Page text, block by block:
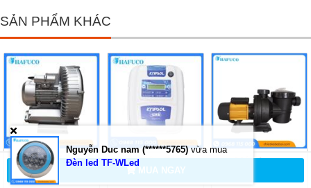
SẢN PHẨM KHÁC
Máy Thổi Khí
Con Sò Kripsol
Bộ Điện Phân
Muối Clo
Máy bơm
MUA NGAY
Nguyễn Duc nam (******5765) vừa mua
Đèn led TF-WLed